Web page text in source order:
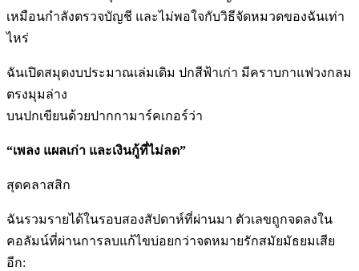
เหมือนกำลังตรวจบัญชี และไม่พอใจกับวิธีจัดหมวดของฉันเท่า
ไหร่
ฉันเปิดสมุดงบประมาณเล่มเดิม ปกสีฟ้าเก่า มีคราบกาแฟวงกลม
ตรงมุมล่าง
บนปกเขียนด้วยปากกามาร์คเกอร์ว่า
“เพลง แผลเก่า และเงินกู้ที่ไม่ลด”
สุดคลาสสิก
ฉันรวมรายได้ในรอบสองสัปดาห์ที่ผ่านมา ตัวเลขถูกจดลงใน
คอลัมน์ที่ผ่านการลบแก้ไขบ่อยกว่าจดหมายรักสมัยมัธยมเสีย
อีก: